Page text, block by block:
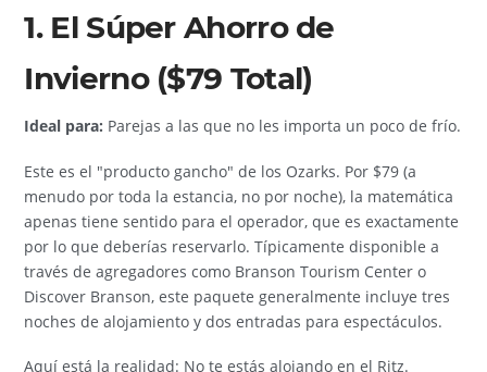
1. El Súper Ahorro de
Invierno ($79 Total)
Ideal para: Parejas a las que no les importa un poco de frío.
Este es el "producto gancho" de los Ozarks. Por $79 (a
menudo por toda la estancia, no por noche), la matemática
apenas tiene sentido para el operador, que es exactamente
por lo que deberías reservarlo. Típicamente disponible a
través de agregadores como Branson Tourism Center o
Discover Branson, este paquete generalmente incluye tres
noches de alojamiento y dos entradas para espectáculos.
Aquí está la realidad: No te estás alojando en el Ritz.